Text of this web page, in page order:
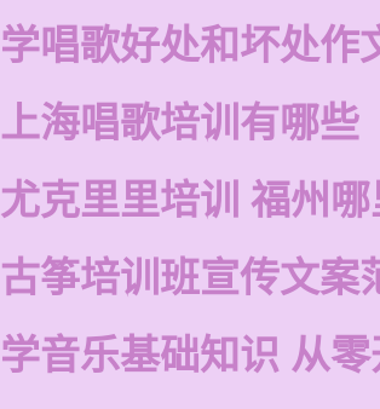
学唱歌好处和坏处作
上海唱歌培训有哪些
尤克里里培训 福州
古筝培训班宣传文案
学音乐基础知识 从